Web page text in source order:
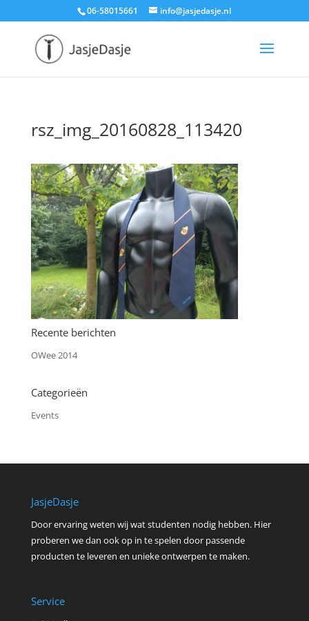
06-58015661 info@jasjedasje.nl
rsz_img_20160828_113420
Recente berichten
OWee 2014
Categorieën
Events
JasjeDasje
Door ervaring weten wij wat studenten nodig hebben. Hier
proberen we dan ook op in te spelen door passende
producten te leveren en unieke ontwerpen te maken.
Service